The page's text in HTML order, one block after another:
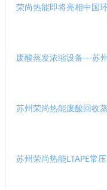
荣尚热能即将亮相中国
废酸蒸发浓缩设备---苏
苏州荣尚热能废酸回收
苏州荣尚热能LTAPE常